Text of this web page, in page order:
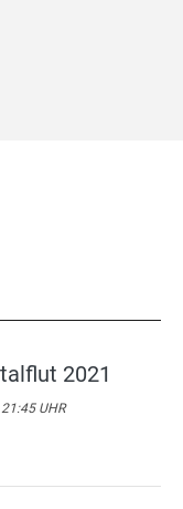
2021
21:45 UHR